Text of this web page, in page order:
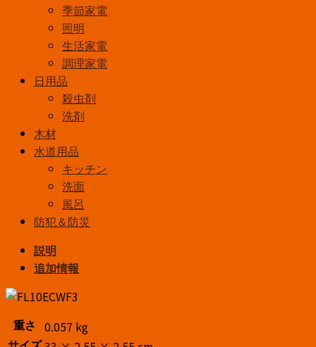
季節家電
照明
生活家電
調理家電
日用品
殺虫剤
洗剤
木材
水道用品
キッチン
洗面
風呂
防犯＆防災
説明
追加情報
重さ 0.057 kg